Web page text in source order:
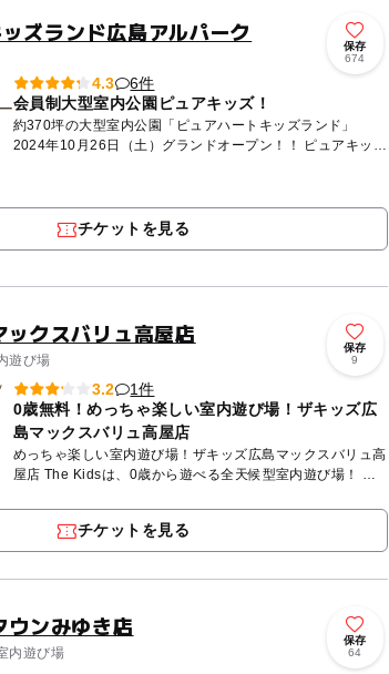
ズランド広島アルパーク
保存
674
4.3
6件
会員制大型室内公園ピュアキッズ！
約370坪の大型室内公園「ピュアハートキッズランド」
2024年10月26日（土）グランドオープン！！ ピュアキッズ
チケットを見る
クスバリュ高屋店
遊び場
保存
9
3.2
1件
0歳無料！めっちゃ楽しい室内遊び場！ザキッズ広
島マックスバリュ高屋店
めっちゃ楽しい室内遊び場！ザキッズ広島マックスバリュ高
屋店 The Kidsは、0歳から遊べる全天候型室内遊び場！ ビ
チケットを見る
ウンみゆき店
内遊び場
保存
64